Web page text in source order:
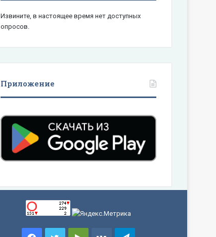
Извините, в настоящее время нет доступных
опросов.
Приложение